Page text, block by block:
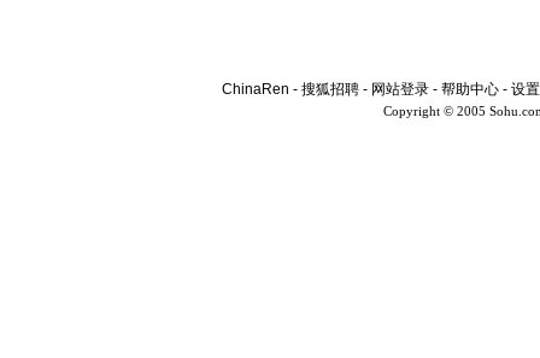
ChinaRen - 搜狐招聘 - 网站登录 - 帮助中心 - 设
Copyright © 2005